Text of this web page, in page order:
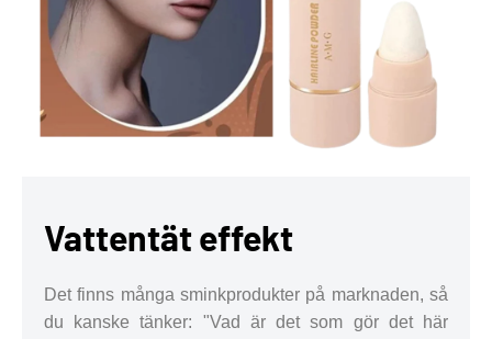
Vattentät effekt
Det finns många sminkprodukter på marknaden, så
du kanske tänker: "Vad är det som gör det här